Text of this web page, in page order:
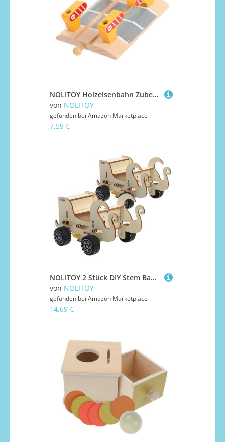
NOLITOY Holzeisenbahn Zubehör DIY Modell Bahnübergang Railing Barrier aus Stabilem Holz für Realistische Eisenbahn Straßenblockade Spielspaß
von NOLITOY
gefunden bei Amazon Marketplace
7,59 €
NOLITOY 2 Stück DIY Stem Bausatz Holzauto mit Sprachsteuerung Kinderfreundliches Wissenschaftsspielzeug für Praktische Montage Fördert Technikverständnis und Interaktives Lernen
von NOLITOY
gefunden bei Amazon Marketplace
14,69 €